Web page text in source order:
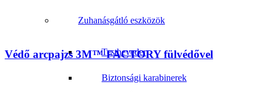
Zuhanásgátló eszközök
Testheveder
Biztonsági karabinerek
Védő arcpajzs 3M™ FACTORY fülvédővel